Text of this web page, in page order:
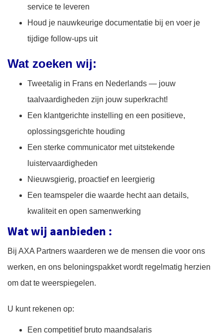
service te leveren
Houd je nauwkeurige documentatie bij en voer je
tijdige follow-ups uit
Wat zoeken wij:
Tweetalig in Frans en Nederlands — jouw
taalvaardigheden zijn jouw superkracht!
Een klantgerichte instelling en een positieve,
oplossingsgerichte houding
Een sterke communicator met uitstekende
luistervaardigheden
Nieuwsgierig, proactief en leergierig
Een teamspeler die waarde hecht aan details,
kwaliteit en open samenwerking
Wat wij aanbieden :
Bij AXA Partners waarderen we de mensen die voor ons
werken, en ons beloningspakket wordt regelmatig herzien
om dat te weerspiegelen.
U kunt rekenen op:
Een competitief bruto maandsalaris